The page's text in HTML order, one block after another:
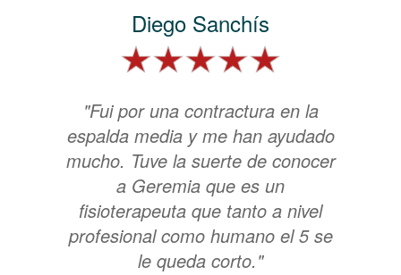
Diego Sanchís
"Fui por una contractura en la
espalda media y me han ayudado
mucho. Tuve la suerte de conocer
a Geremia que es un
fisioterapeuta que tanto a nivel
profesional como humano el 5 se
le queda corto."